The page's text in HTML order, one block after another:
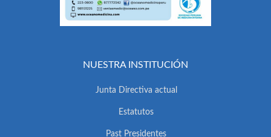
NUESTRA INSTITUCIÓN
Junta Directiva actual
Estatutos
Past Presidentes